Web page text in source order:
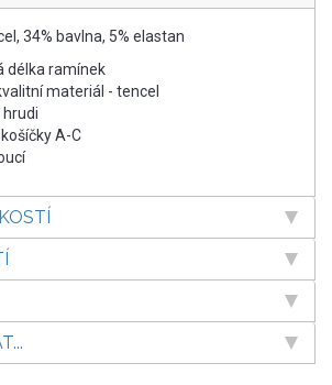
34% bavlna, 5% elastan
délka ramínek
materiál - tencel
hrudi
A-C